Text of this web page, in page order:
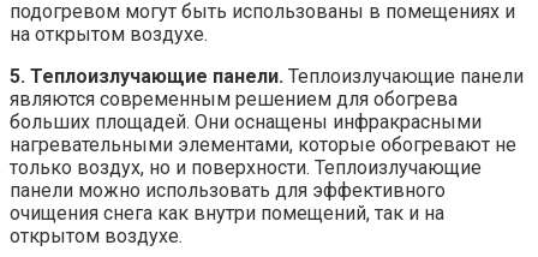
подогревом могут быть использованы в помещениях и
на открытом воздухе.
5. Теплоизлучающие панели. Теплоизлучающие панели
являются современным решением для обогрева
больших площадей. Они оснащены инфракрасными
нагревательными элементами, которые обогревают не
только воздух, но и поверхности. Теплоизлучающие
панели можно использовать для эффективного
очищения снега как внутри помещений, так и на
открытом воздухе.